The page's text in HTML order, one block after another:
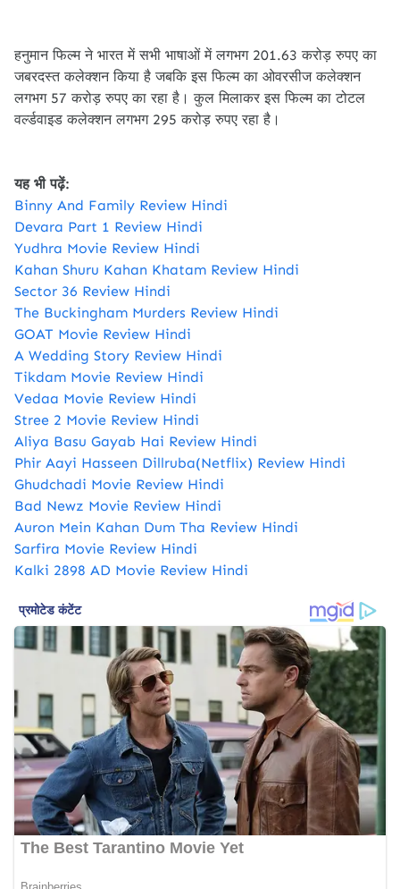
हनुमान फिल्म ने भारत में सभी भाषाओं में लगभग 201.63 करोड़ रुपए का
जबरदस्त कलेक्शन किया है जबकि इस फिल्म का ओवरसीज कलेक्शन
लगभग 57 करोड़ रुपए का रहा है। कुल मिलाकर इस फिल्म का टोटल
वर्ल्डवाइड कलेक्शन लगभग 295 करोड़ रुपए रहा है।
यह भी पढ़ें:
Binny And Family Review Hindi
Devara Part 1 Review Hindi
Yudhra Movie Review Hindi
Kahan Shuru Kahan Khatam Review Hindi
Sector 36 Review Hindi
The Buckingham Murders Review Hindi
GOAT Movie Review Hindi
A Wedding Story Review Hindi
Tikdam Movie Review Hindi
Vedaa Movie Review Hindi
Stree 2 Movie Review Hindi
Aliya Basu Gayab Hai Review Hindi
Phir Aayi Hasseen Dillruba(Netflix) Review Hindi
Ghudchadi Movie Review Hindi
Bad Newz Movie Review Hindi
Auron Mein Kahan Dum Tha Review Hindi
Sarfira Movie Review Hindi
Kalki 2898 AD Movie Review Hindi